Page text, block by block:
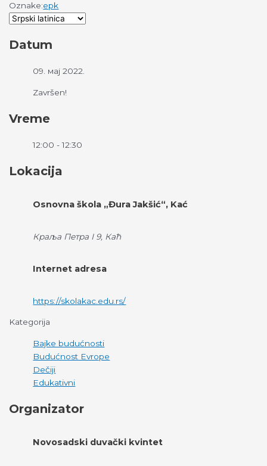
Oznake:epk
Datum
09. мај 2022.
Završen!
Vreme
12:00 - 12:30
Lokacija
Osnovna škola „Đura Jakšić“, Kać
Краља Петра I 9, Каћ
Internet adresa
https://skolakac.edu.rs/
Kategorija
Bajke budućnosti
Budućnost Evrope
Dečiji
Edukativni
Organizator
Novosadski duvački kvintet